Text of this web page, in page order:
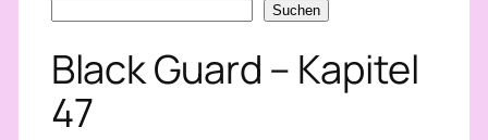
Suchen
Black Guard – Kapitel
47